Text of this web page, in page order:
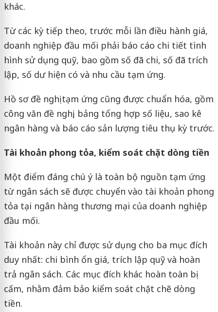
khác.
Từ các kỳ tiếp theo, trước mỗi lần điều hành giá,
doanh nghiệp đầu mối phải báo cáo chi tiết tình
hình sử dụng quỹ, bao gồm số đã chi, số đã trích
lập, số dư hiện có và nhu cầu tạm ứng.
Hồ sơ đề nghị tạm ứng cũng được chuẩn hóa, gồm
công văn đề nghị, bảng tổng hợp số liệu, sao kê
ngân hàng và báo cáo sản lượng tiêu thụ kỳ trước.
Tài khoản phong tỏa, kiểm soát chặt dòng tiền
Một điểm đáng chú ý là toàn bộ nguồn tạm ứng
từ ngân sách sẽ được chuyển vào tài khoản phong
tỏa tại ngân hàng thương mại của doanh nghiệp
đầu mối.
Tài khoản này chỉ được sử dụng cho ba mục đích
duy nhất: chi bình ổn giá, trích lập quỹ và hoàn
trả ngân sách. Các mục đích khác hoàn toàn bị
cấm, nhằm đảm bảo kiểm soát chặt chẽ dòng
tiền.